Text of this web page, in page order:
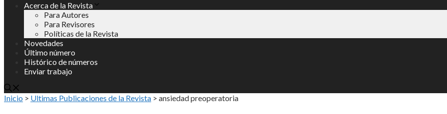
Acerca de la Revista
Para Autores
Para Revisores
Políticas de la Revista
Novedades
Último número
Histórico de números
Enviar trabajo
Inicio > Ultimas Publicaciones de la Revista > ansiedad preoperatoria